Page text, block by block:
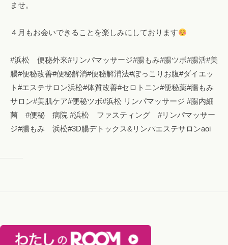
ませ。
４月もお会いできることを楽しみにしております
#浜松 便秘外来#リンパマッサージ#腸もみ#腸ツボ#腸活#美
腸#便秘改善#便秘解消#便秘解消法#ぽっこりお腹#ダイエッ
ト#エステサロン浜松#体質改善#セロトニン#便秘薬#腸もみ
サロン#美肌ケア#便秘ツボ#浜松 リンパマッサージ #腸内細
菌 #便秘 病院 #浜松 ファスティング #リンパマッサー
ジ#腸もみ 浜松#3D腸デトックス&リンパエステサロンaoi